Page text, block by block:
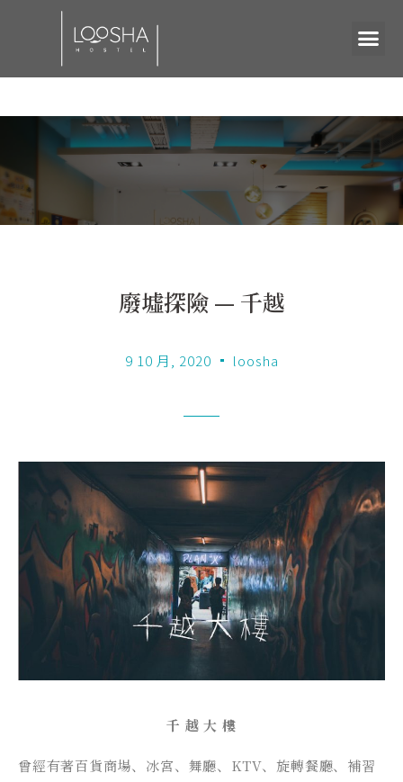
廢墟探險 — 千越
9 10 月, 2020 loosha
千 越 大 樓
曾經有著百貨商場、冰宮、舞廳、KTV、旋轉餐廳、補習